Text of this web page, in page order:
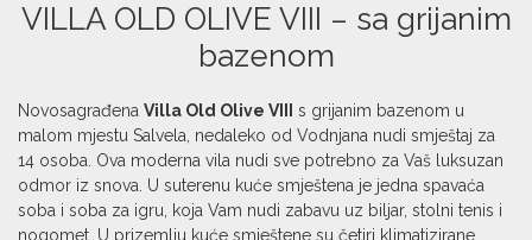
VILLA OLD OLIVE VIII – sa grijanim
bazenom
Novosagrađena Villa Old Olive VIII
s grijanim bazenom u
malom mjestu Salvela, nedaleko od Vodnjana nudi smještaj za
14 osoba. Ova moderna vila nudi sve potrebno za Vaš luksuzan
odmor iz snova. U suterenu kuće smještena je jedna spavaća
soba i soba za igru, koja Vam nudi zabavu uz biljar, stolni tenis i
nogomet. U prizemlju kuće smještene su četiri klimatizirane